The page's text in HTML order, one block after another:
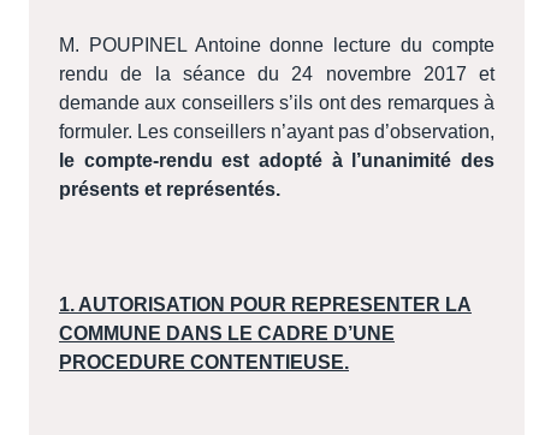
M. POUPINEL Antoine donne lecture du compte
rendu de la séance du 24 novembre 2017 et
demande aux conseillers s’ils ont des remarques à
formuler. Les conseillers n’ayant pas d’observation,
le compte-rendu est adopté à l’unanimité des
présents et représentés.
1. AUTORISATION POUR REPRESENTER LA
COMMUNE DANS LE CADRE D’UNE
PROCEDURE CONTENTIEUSE.